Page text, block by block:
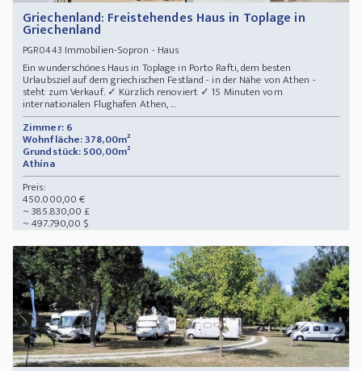
Griechenland: Freistehendes Haus in Toplage in
Griechenland
PGR0443 Immobilien-Sopron - Haus
Ein wunderschönes Haus in Toplage in Porto Rafti, dem besten
Urlaubsziel auf dem griechischen Festland - in der Nähe von Athen -
steht zum Verkauf. ✓ Kürzlich renoviert ✓ 15 Minuten vom
internationalen Flughafen Athen, ...
Zimmer: 6
Wohnfläche: 378,00m²
Grundstück: 500,00m²
Athína
Preis:
450.000,00 €
~ 385.830,00 £
~ 497.790,00 $